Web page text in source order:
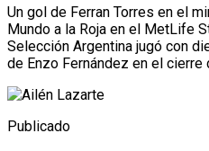
Un gol de Ferran Torres en el
Mundo a la Roja en el MetLife
Selección Argentina jugó con
de Enzo Fernández en el
Publicado